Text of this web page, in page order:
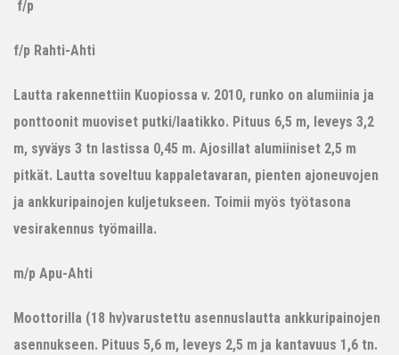
f/p
f/p Rahti-Ahti
Lautta rakennettiin Kuopiossa v. 2010, runko on alumiinia ja
ponttoonit muoviset putki/laatikko. Pituus 6,5 m, leveys 3,2
m, syväys 3 tn lastissa 0,45 m. Ajosillat alumiiniset 2,5 m
pitkät. Lautta soveltuu kappaletavaran, pienten ajoneuvojen
ja ankkuripainojen kuljetukseen. Toimii myös työtasona
vesirakennus työmailla.
m/p Apu-Ahti
Moottorilla (18 hv)varustettu asennuslautta ankkuripainojen
asennukseen. Pituus 5,6 m, leveys 2,5 m ja kantavuus 1,6 tn.